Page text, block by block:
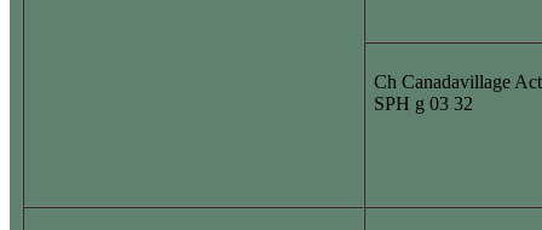
Ch Canadavillage
SPH g 03 32